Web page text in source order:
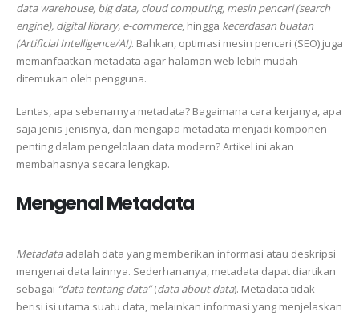
data warehouse, big data, cloud computing, mesin pencari (search
engine), digital library, e-commerce, hingga kecerdasan buatan
(Artificial Intelligence/AI). Bahkan, optimasi mesin pencari (SEO) juga
memanfaatkan metadata agar halaman web lebih mudah
ditemukan oleh pengguna.
Lantas, apa sebenarnya metadata? Bagaimana cara kerjanya, apa
saja jenis-jenisnya, dan mengapa metadata menjadi komponen
penting dalam pengelolaan data modern? Artikel ini akan
membahasnya secara lengkap.
Mengenal Metadata
Metadataadalah data yang memberikan informasi atau deskripsi
mengenai data lainnya. Sederhananya, metadata dapat diartikan
sebagai “data tentang data”(data about data). Metadata tidak
berisi isi utama suatu data, melainkan informasi yang menjelaskan